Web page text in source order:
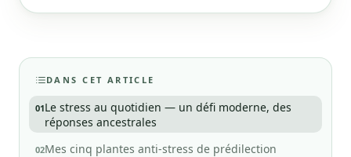
DANS CET ARTICLE
01Le stress au quotidien — un défi moderne, des
réponses ancestrales
02Mes cinq plantes anti-stress de prédilection